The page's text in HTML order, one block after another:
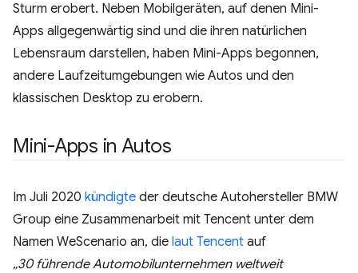
Sturm erobert. Neben Mobilgeräten, auf denen Mini-
Apps allgegenwärtig sind und die ihren natürlichen
Lebensraum darstellen, haben Mini-Apps begonnen,
andere Laufzeitumgebungen wie Autos und den
klassischen Desktop zu erobern.
Mini-Apps in Autos
Im Juli 2020 kündigte der deutsche Autohersteller BMW
Group eine Zusammenarbeit mit Tencent unter dem
Namen WeScenario an, die laut Tencent auf
„30 führende Automobilunternehmen weltweit